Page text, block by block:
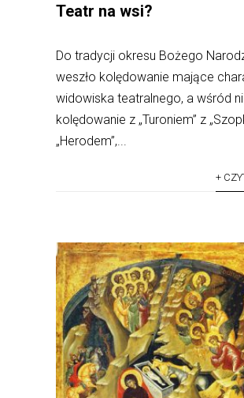
Teatr na wsi?
Do tradycji okresu Bożego
weszło kolędowanie mające
widowiska teatralnego, a wśród
kolędowanie z „Turoniem” z
„Herodem”,...
+